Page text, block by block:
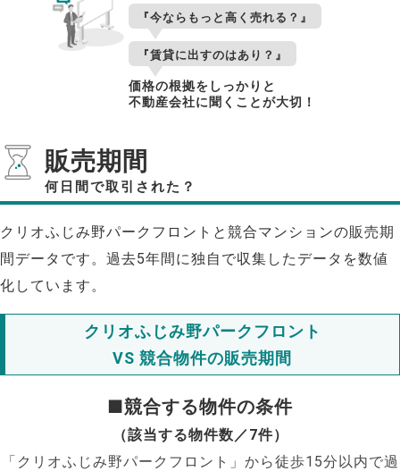
『今ならもっと高く売れる？』
『賃貸に出すのはあり？』
価格の根拠をしっかりと
不動産会社に聞くことが大切！
販売期間
何日間で取引された？
クリオふじみ野パークフロントと競合マンションの販売期
間データです。過去5年間に独自で収集したデータを数値
化しています。
クリオふじみ野パークフロント
VS 競合物件の販売期間
■競合する物件の条件
（該当する物件数／7件）
「クリオふじみ野パークフロント」から徒歩15分以内で過